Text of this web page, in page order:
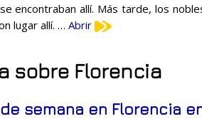
encontraban allí. Más tarde, los
lugar allí. … Abrir
sobre Florencia
semana en Florencia